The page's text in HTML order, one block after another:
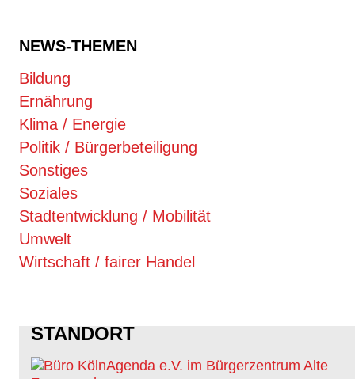
NEWS-THEMEN
Bildung
Ernährung
Klima / Energie
Politik / Bürgerbeteiligung
Sonstiges
Soziales
Stadtentwicklung / Mobilität
Umwelt
Wirtschaft / fairer Handel
STANDORT